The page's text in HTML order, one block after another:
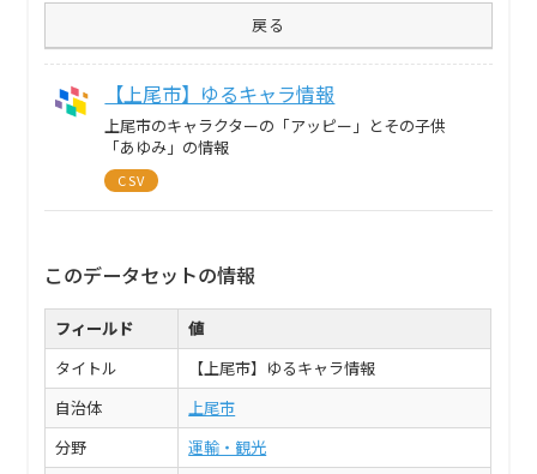
戻る
【上尾市】ゆるキャラ情報
上尾市のキャラクターの「アッピー」とその子供
「あゆみ」の情報
CSV
このデータセットの情報
フィールド
値
タイトル
【上尾市】ゆるキャラ情報
自治体
上尾市
分野
運輸・観光